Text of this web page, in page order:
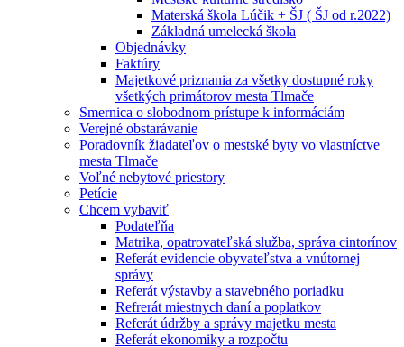
Materská škola Lúčik + ŠJ ( ŠJ od r.2022)
Základná umelecká škola
Objednávky
Faktúry
Majetkové priznania za všetky dostupné roky
všetkých primátorov mesta Tlmače
Smernica o slobodnom prístupe k informáciám
Verejné obstarávanie
Poradovník žiadateľov o mestské byty vo vlastníctve
mesta Tlmače
Voľné nebytové priestory
Petície
Chcem vybaviť
Podateľňa
Matrika, opatrovateľská služba, správa cintorínov
Referát evidencie obyvateľstva a vnútornej
správy
Referát výstavby a stavebného poriadku
Refrerát miestnych daní a poplatkov
Referát údržby a správy majetku mesta
Referát ekonomiky a rozpočtu